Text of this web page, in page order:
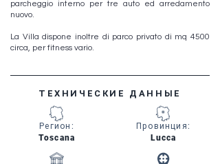
parcheggio interno per tre auto ed arredamento
nuovo.
La Villa dispone inoltre di parco privato di mq 4500
circa, per fitness vario.
ТЕХНИЧЕСКИЕ ДАННЫЕ
Регион :
Toscana
Lucca
Провинция: